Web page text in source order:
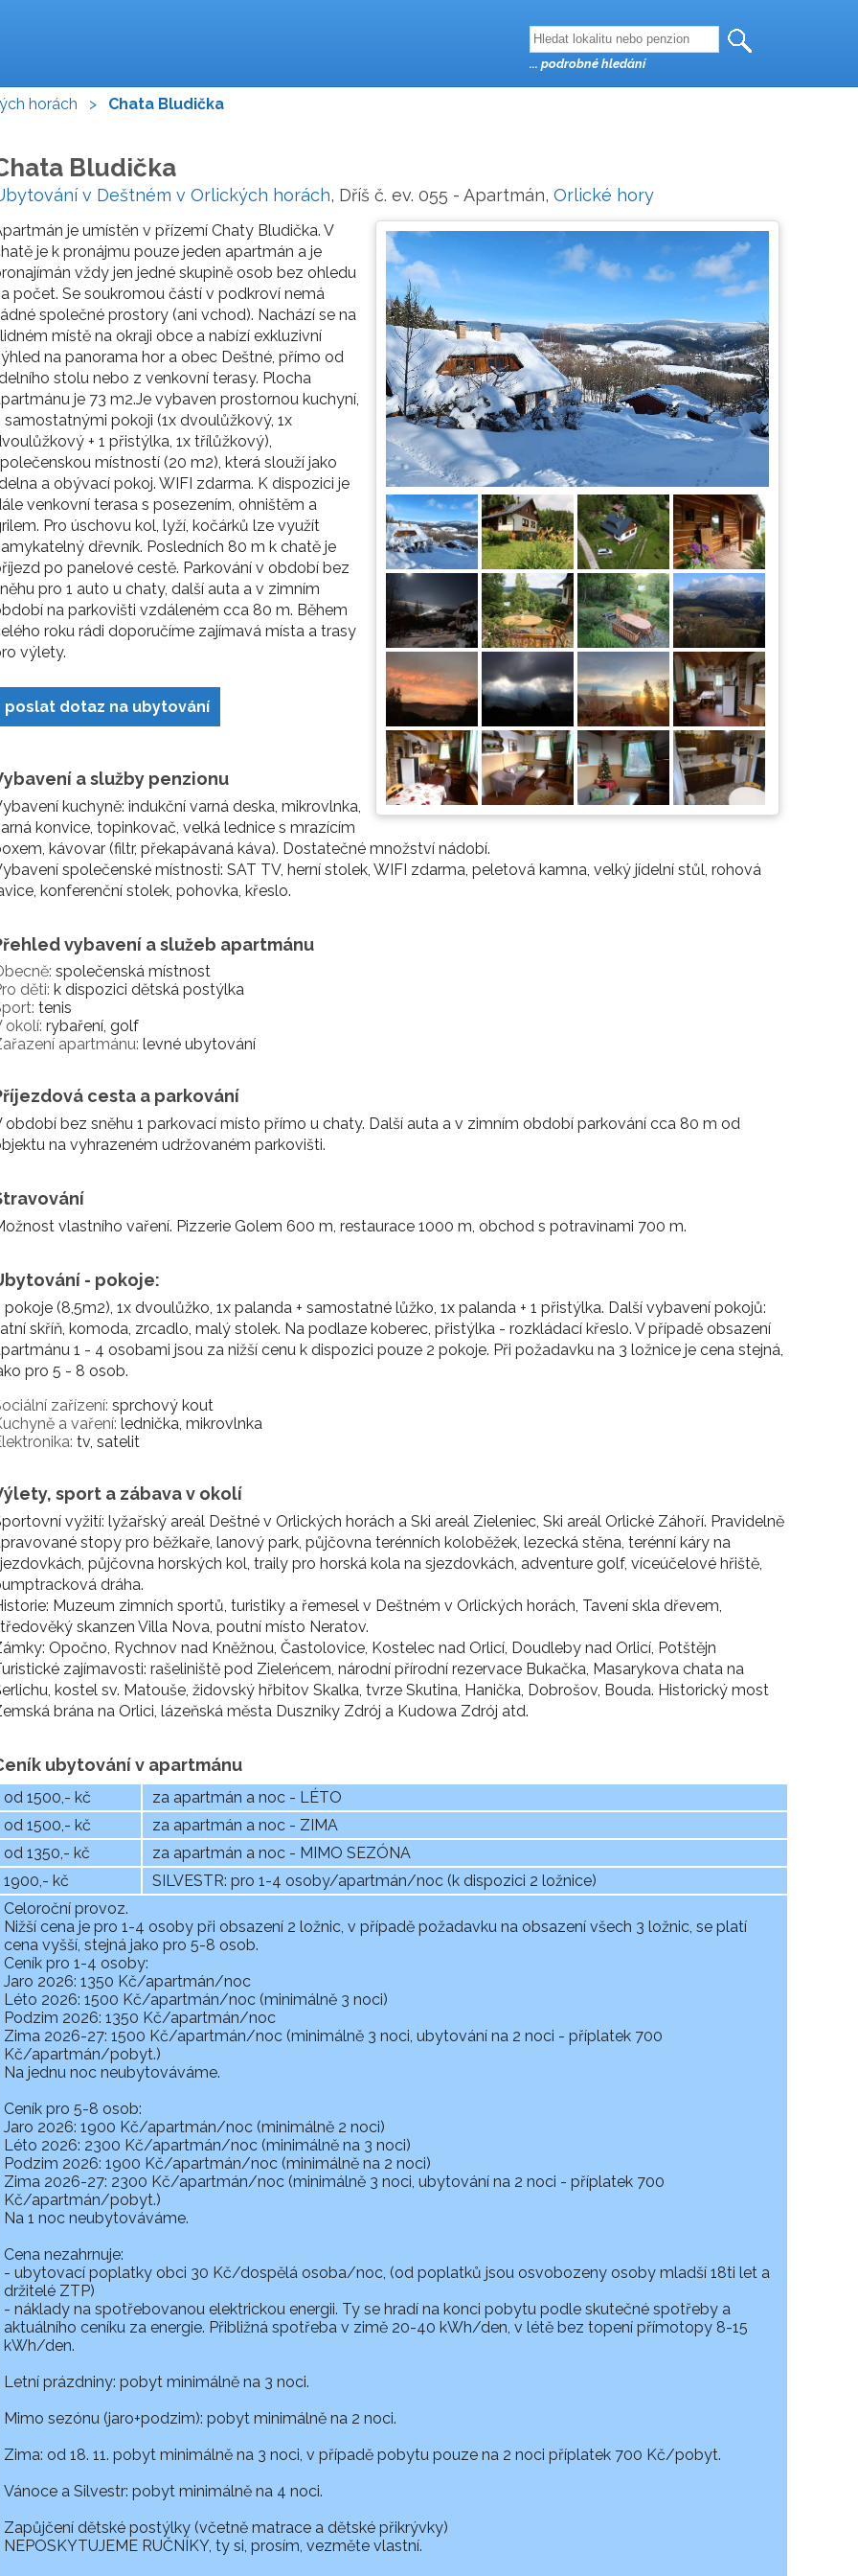
horách > Chata Bludička
Bludička
v Deštném v Orlických horách, Dříš č. ev. 055 - Apartmán, Orlické hory
je umístěn v přízemí Chaty Bludička. V
je k pronájmu pouze jeden apartmán a je
vždy jen jedné skupině osob bez ohledu
počet. Se soukromou částí v podkroví nemá
společné prostory (ani vchod). Nachází se na
místě na okraji obce a nabízí exkluzivní
na panorama hor a obec Deštné, přímo od
stolu nebo z venkovní terasy. Plocha
je 73 m2.Je vybaven prostornou kuchyní,
samostatnými pokoji (1x dvoulůžkový, 1x
+ 1 přistýlka, 1x třílůžkový),
místností (20 m2), která slouží jako
a obývací pokoj. WIFI zdarma. K dispozici je
venkovní terasa s posezením, ohništěm a
Pro úschovu kol, lyží, kočárků lze využít
dřevník. Posledních 80 m k chatě je
po panelové cestě. Parkování v období bez
pro 1 auto u chaty, další auta a v zimním
na parkovišti vzdáleném cca 80 m. Během
roku rádi doporučíme zajímavá místa a trasy
výlety.
poslat dotaz na ubytování
a služby penzionu
kuchyně: indukční varná deska, mikrovlnka,
konvice, topinkovač, velká lednice s mrazícím
kávovar (filtr, překapávaná káva). Dostatečné množství nádobí.
společenské místnosti: SAT TV, herní stolek, WIFI zdarma, peletová kamna, velký jídelní stůl, rohová
konferenční stolek, pohovka, křeslo.
vybavení a služeb apartmánu
společenská místnost
děti: k dispozici dětská postýlka
tenis
okolí: rybaření, golf
apartmánu: levné ubytování
cesta a parkování
období bez sněhu 1 parkovací místo přímo u chaty. Další auta a v zimním období parkování cca 80 m od
na vyhrazeném udržovaném parkovišti.
vlastního vaření. Pizzerie Golem 600 m, restaurace 1000 m, obchod s potravinami 700 m.
- pokoje:
pokoje (8,5m2), 1x dvoulůžko, 1x palanda + samostatné lůžko, 1x palanda + 1 přistýlka. Další vybavení pokojů:
skříň, komoda, zrcadlo, malý stolek. Na podlaze koberec, přistýlka - rozkládací křeslo. V případě obsazení
1 - 4 osobami jsou za nižší cenu k dispozici pouze 2 pokoje. Při požadavku na 3 ložnice je cena stejná,
pro 5 - 8 osob.
zařízení: sprchový kout
a vaření: lednička, mikrovlnka
tv, satelit
sport a zábava v okolí
vyžití: lyžařský areál Deštné v Orlických horách a Ski areál Zieleniec, Ski areál Orlické Záhoří. Pravidelně
stopy pro běžkaře, lanový park, půjčovna terénních koloběžek, lezecká stěna, terénní káry na
půjčovna horských kol, traily pro horská kola na sjezdovkách, adventure golf, víceúčelové hřiště,
dráha.
Muzeum zimních sportů, turistiky a řemesel v Deštném v Orlických horách, Tavení skla dřevem,
skanzen Villa Nova, poutní místo Neratov.
Opočno, Rychnov nad Kněžnou, Častolovice, Kostelec nad Orlicí, Doudleby nad Orlicí, Potštějn
zajímavosti: rašeliniště pod Zieleńcem, národní přírodní rezervace Bukačka, Masarykova chata na
kostel sv. Matouše, židovský hřbitov Skalka, tvrze Skutina, Hanička, Dobrošov, Bouda. Historický most
brána na Orlici, lázeňská města Duszniky Zdrój a Kudowa Zdrój atd.
ubytování v apartmánu
od 1500,- kč
za apartmán a noc - LÉTO
od 1500,- kč
za apartmán a noc - ZIMA
od 1350,- kč
za apartmán a noc - MIMO SEZÓNA
1900,- kč
SILVESTR: pro 1-4 osoby/apartmán/noc (k dispozici 2 ložnice)
Celoroční provoz.
Nižší cena je pro 1-4 osoby při obsazení 2 ložnic, v případě požadavku na obsazení všech 3 ložnic, se platí
cena vyšší, stejná jako pro 5-8 osob.
Ceník pro 1-4 osoby:
Jaro 2026: 1350 Kč/apartmán/noc
Léto 2026: 1500 Kč/apartmán/noc (minimálně 3 noci)
Podzim 2026: 1350 Kč/apartmán/noc
Zima 2026-27: 1500 Kč/apartmán/noc (minimálně 3 noci, ubytování na 2 noci - příplatek 700
Kč/apartmán/pobyt.)
Na jednu noc neubytováváme.
Ceník pro 5-8 osob:
Jaro 2026: 1900 Kč/apartmán/noc (minimálně 2 noci)
Léto 2026: 2300 Kč/apartmán/noc (minimálně na 3 noci)
Podzim 2026: 1900 Kč/apartmán/noc (minimálně na 2 noci)
Zima 2026-27: 2300 Kč/apartmán/noc (minimálně 3 noci, ubytování na 2 noci - příplatek 700
Kč/apartmán/pobyt.)
Na 1 noc neubytováváme.
Cena nezahrnuje:
- ubytovací poplatky obci 30 Kč/dospělá osoba/noc, (od poplatků jsou osvobozeny osoby mladší 18ti let a
držitelé ZTP)
- náklady na spotřebovanou elektrickou energii. Ty se hradí na konci pobytu podle skutečné spotřeby a
aktuálního ceníku za energie. Přibližná spotřeba v zimě 20-40 kWh/den, v létě bez topení přímotopy 8-15
kWh/den.
Letní prázdniny: pobyt minimálně na 3 noci.
Mimo sezónu (jaro+podzim): pobyt minimálně na 2 noci.
Zima: od 18. 11. pobyt minimálně na 3 noci, v případě pobytu pouze na 2 noci příplatek 700 Kč/pobyt.
Vánoce a Silvestr: pobyt minimálně na 4 noci.
Zapůjčení dětské postýlky (včetně matrace a dětské přikrývky)
NEPOSKYTUJEME RUČNÍKY, ty si, prosím, vezměte vlastní.
... podrobné hledání